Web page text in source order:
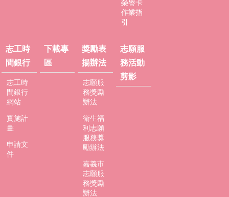
榮譽卡
作業指
引
志工時
間銀行
志工時
間銀行
網站
實施計
畫
申請文
件
下載專
區
獎勵表
揚辦法
志願服
務獎勵
辦法
衛生福
利志願
服務獎
勵辦法
嘉義市
志願服
務獎勵
辦法
志願服
務活動
剪影